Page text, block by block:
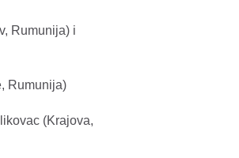
Rumunija) i
Rumunija)
(Krajova,